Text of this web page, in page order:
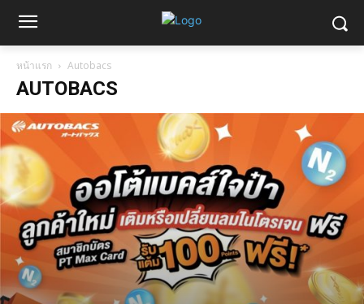
หน้าแรก Autobacs
AUTOBACS